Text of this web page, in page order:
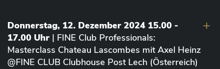
Donnerstag, 12. Dezember 2024 15.00 -
17.00 Uhr | FINE Club Professionals:
Masterclass Chateau Lascombes mit Axel Heinz
@FINE CLUB Clubhouse Post Lech (Österreich)